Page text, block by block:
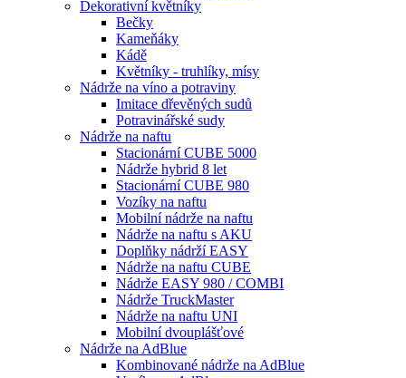
Dekorativní květníky
Bečky
Kameňáky
Kádě
Květníky - truhlíky, mísy
Nádrže na víno a potraviny
Imitace dřevěných sudů
Potravinářské sudy
Nádrže na naftu
Stacionární CUBE 5000
Nádrže hybrid 8 let
Stacionární CUBE 980
Vozíky na naftu
Mobilní nádrže na naftu
Nádrže na naftu s AKU
Doplňky nádrží EASY
Nádrže na naftu CUBE
Nádrže EASY 980 / COMBI
Nádrže TruckMaster
Nádrže na naftu UNI
Mobilní dvouplášťové
Nádrže na AdBlue
Kombinované nádrže na AdBlue